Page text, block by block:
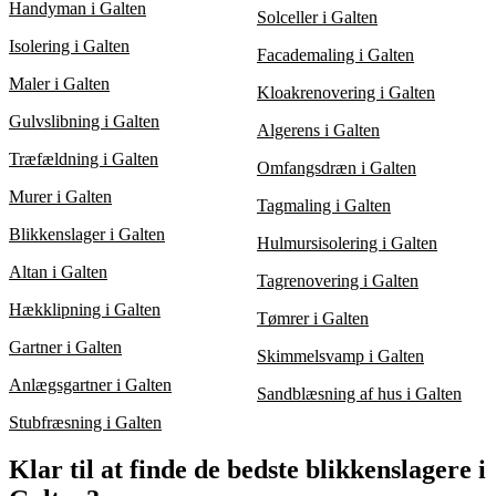
Handyman i Galten
Isolering i Galten
Maler i Galten
Gulvslibning i Galten
Træfældning i Galten
Murer i Galten
Blikkenslager i Galten
Altan i Galten
Hækklipning i Galten
Gartner i Galten
Anlægsgartner i Galten
Stubfræsning i Galten
Solceller i Galten
Facademaling i Galten
Kloakrenovering i Galten
Algerens i Galten
Omfangsdræn i Galten
Tagmaling i Galten
Hulmursisolering i Galten
Tagrenovering i Galten
Tømrer i Galten
Skimmelsvamp i Galten
Sandblæsning af hus i Galten
Klar til at finde de bedste blikkenslagere i